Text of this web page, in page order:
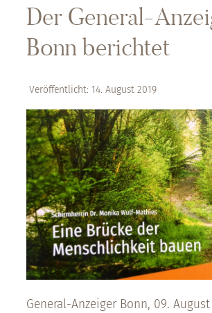
Der General-
Bonn berichtet
Veröffentlicht: 14. August 2019
General-Anzeiger Bonn, 09. August